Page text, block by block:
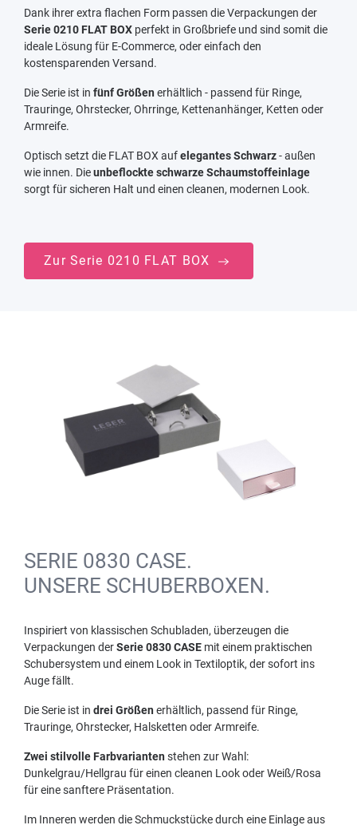
Dank ihrer extra flachen Form passen die Verpackungen der
Serie 0210 FLAT BOX perfekt in Großbriefe und sind somit die
ideale Lösung für E-Commerce, oder einfach den
kostensparenden Versand.
Die Serie ist in fünf Größen erhältlich - passend für Ringe,
Trauringe, Ohrstecker, Ohrringe, Kettenanhänger, Ketten oder
Armreife.
Optisch setzt die FLAT BOX aufelegantes Schwarz- außen
wie innen. Dieunbeflockte schwarze Schaumstoffeinlage
sorgt für sicheren Halt und einen cleanen, modernen Look.
Zur Serie 0210 FLAT BOX
SERIE 0830 CASE.
UNSERE SCHUBERBOXEN.
Inspiriert von klassischen Schubladen, überzeugen die
Verpackungen derSerie 0830 CASE mit einem praktischen
Schubersystem und einem Look in Textiloptik, der sofort ins
Auge fällt.
Die Serie ist in drei Größen erhältlich, passend für Ringe,
Trauringe, Ohrstecker, Halsketten oder Armreife.
Zwei stilvolle Farbvarianten stehen zur Wahl:
Dunkelgrau/Hellgrau für einen cleanen Look oder Weiß/Rosa
für eine sanftere Präsentation.
Im Inneren werden die Schmuckstücke durch eine Einlage aus